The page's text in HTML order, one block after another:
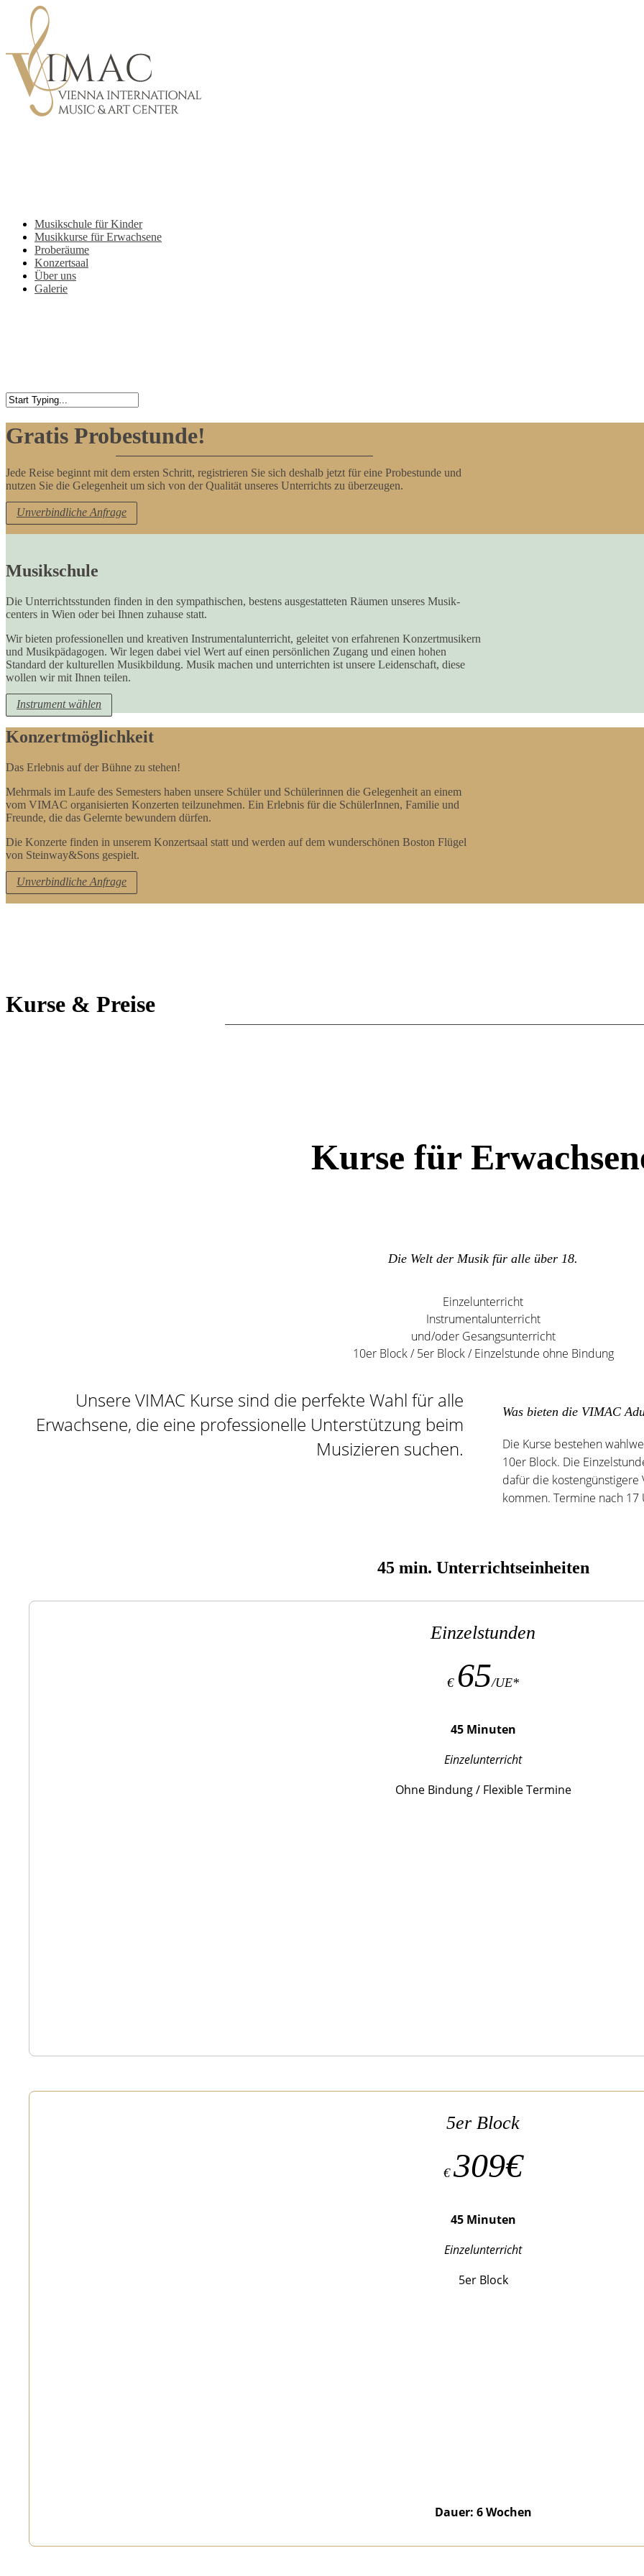
content
Menu
Musikschule für Kinder
Musikkurse für Erwachsene
Proberäume
Konzertsaal
Über uns
Galerie
Search
Gratis Probestunde!
Jede Reise beginnt mit dem ersten Schritt, registrieren Sie sich deshalb jetzt für eine Probestunde und
nutzen Sie die Gelegenheit um sich von der Qualität unseres Unterrichts zu überzeugen.
Unverbindliche Anfrage
Musikschule
Die Unterrichtsstunden finden in den sympathischen, bestens ausgestatteten Räumen unseres Musik-
centers in Wien oder bei Ihnen zuhause statt.
Wir bieten professionellen und kreativen Instrumentalunterricht, geleitet von erfahrenen Konzertmusikern
und Musikpädagogen. Wir legen dabei viel Wert auf einen persönlichen Zugang und einen hohen
Standard der kulturellen Musikbildung. Musik machen und unterrichten ist unsere Leidenschaft, diese
wollen wir mit Ihnen teilen.
Instrument wählen
Konzertmöglichkeit
Das Erlebnis auf der Bühne zu stehen!
Mehrmals im Laufe des Semesters haben unsere Schüler und Schülerinnen die Gelegenheit an einem
vom VIMAC organisierten Konzerten teilzunehmen. Ein Erlebnis für die SchülerInnen, Familie und
Freunde, die das Gelernte bewundern dürfen.
Die Konzerte finden in unserem Konzertsaal statt und werden auf dem wunderschönen Boston Flügel
von Steinway&Sons gespielt.
Unverbindliche Anfrage
Kurse & Preise
Kurse für
Die Welt der Musik für alle über 18.
Einzelunterricht
Instrumentalunterricht
und/oder Gesangsunterricht
10er Block / 5er Block / Einzelstunde ohne Bindung
Unsere VIMAC Kurse sind die perfekte Wahl für alle
Erwachsene, die eine professionelle Unterstützung beim
Musizieren suchen.
Was bieten die VIMAC
Die Kurse bestehen
10er Block. Die
dafür die
kommen. Termine nach
45 min. Unterrichtseinheiten
Einzelstunden
€ 65/UE*
45 Minuten
Einzelunterricht
Ohne Bindung / Flexible Termine
5er Block
€ 309€
45 Minuten
Einzelunterricht
5er Block
Dauer: 6 Wochen